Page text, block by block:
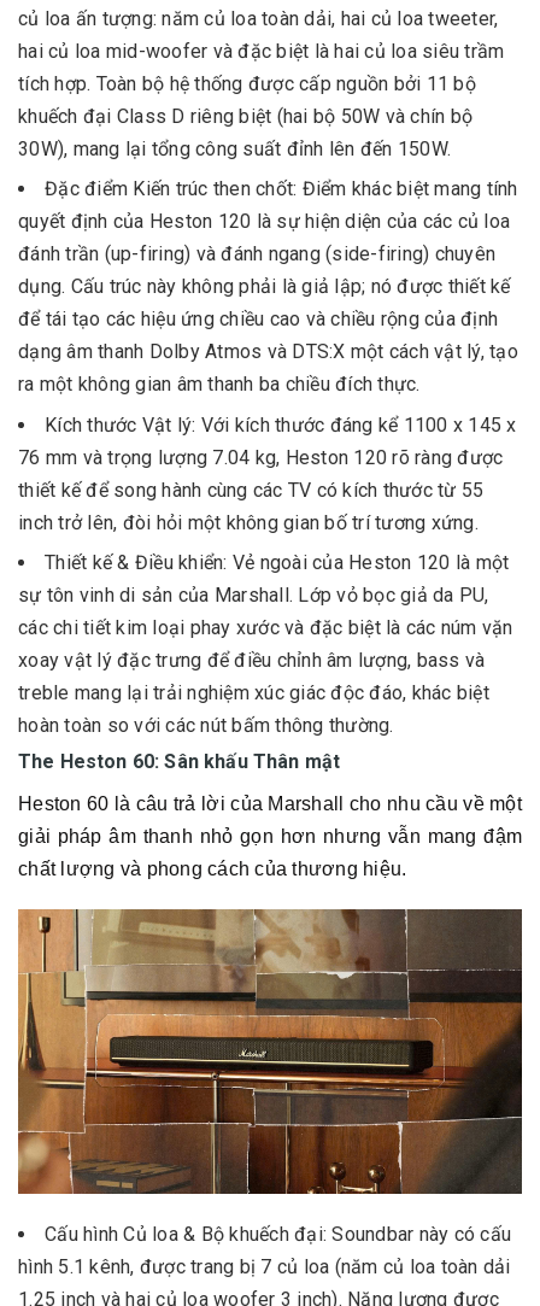
củ loa ấn tượng: năm củ loa toàn dải, hai củ loa tweeter,
hai củ loa mid-woofer và đặc biệt là hai củ loa siêu trầm
tích hợp. Toàn bộ hệ thống được cấp nguồn bởi 11 bộ
khuếch đại Class D riêng biệt (hai bộ 50W và chín bộ
30W), mang lại tổng công suất đỉnh lên đến 150W.
Đặc điểm Kiến trúc then chốt: Điểm khác biệt mang tính
quyết định của Heston 120 là sự hiện diện của các củ loa
đánh trần (up-firing) và đánh ngang (side-firing) chuyên
dụng. Cấu trúc này không phải là giả lập; nó được thiết kế
để tái tạo các hiệu ứng chiều cao và chiều rộng của định
dạng âm thanh Dolby Atmos và DTS:X một cách vật lý, tạo
ra một không gian âm thanh ba chiều đích thực.
Kích thước Vật lý: Với kích thước đáng kể 1100 x 145 x
76 mm và trọng lượng 7.04 kg, Heston 120 rõ ràng được
thiết kế để song hành cùng các TV có kích thước từ 55
inch trở lên, đòi hỏi một không gian bố trí tương xứng.
Thiết kế & Điều khiển: Vẻ ngoài của Heston 120 là một
sự tôn vinh di sản của Marshall. Lớp vỏ bọc giả da PU,
các chi tiết kim loại phay xước và đặc biệt là các núm vặn
xoay vật lý đặc trưng để điều chỉnh âm lượng, bass và
treble mang lại trải nghiệm xúc giác độc đáo, khác biệt
hoàn toàn so với các nút bấm thông thường.
The Heston 60: Sân khấu Thân mật
Heston 60 là câu trả lời của Marshall cho nhu cầu về một
giải pháp âm thanh nhỏ gọn hơn nhưng vẫn mang đậm
chất lượng và phong cách của thương hiệu.
Cấu hình Củ loa & Bộ khuếch đại: Soundbar này có cấu
hình 5.1 kênh, được trang bị 7 củ loa (năm củ loa toàn dải
1.25 inch và hai củ loa woofer 3 inch). Năng lượng được